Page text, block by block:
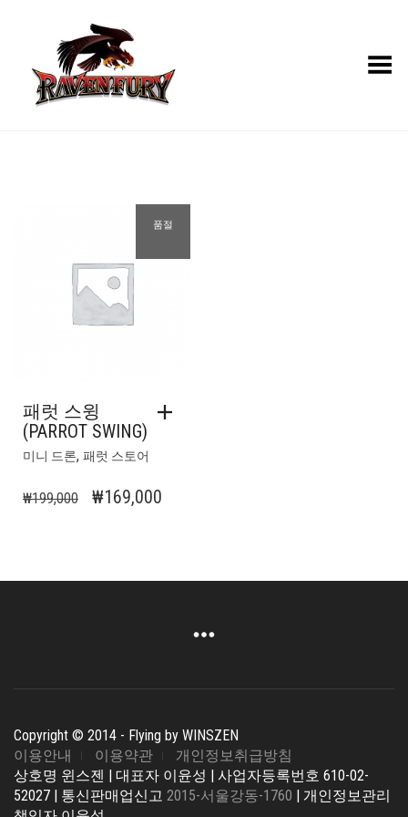
Toggle Menu
품절
패럿 스윙
(PARROT SWING)
미니 드론, 패럿 스토어
₩199,000
원
₩169,000
Copyright © 2014 - Flying by WINSZEN
이용안내
이용약관
개인정보취급방침
상호명 윈스젠 | 대표자 이윤성 | 사업자등록번호 610-02-
52027 | 통신판매업신고 2015-서울강동-1760 | 개인정보관리